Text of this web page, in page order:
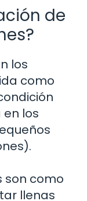
de
los
como
los
son como
llenas